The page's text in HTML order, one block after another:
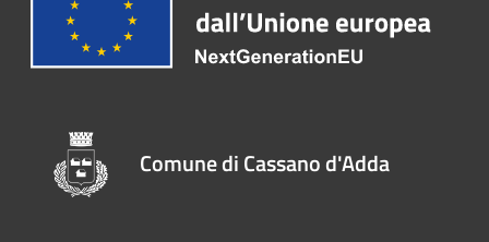
Comune di Cassano d'Adda